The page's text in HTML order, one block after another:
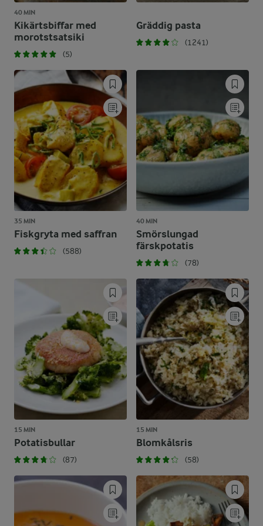
40 MIN
Kikärtsbiffar med
morotstsatsiki
(5)
Gräddig pasta
(1241)
35 MIN
Fiskgryta med saffran
(588)
40 MIN
Smörslungad
färskpotatis
(78)
15 MIN
Potatisbullar
(87)
15 MIN
Blomkålsris
(58)